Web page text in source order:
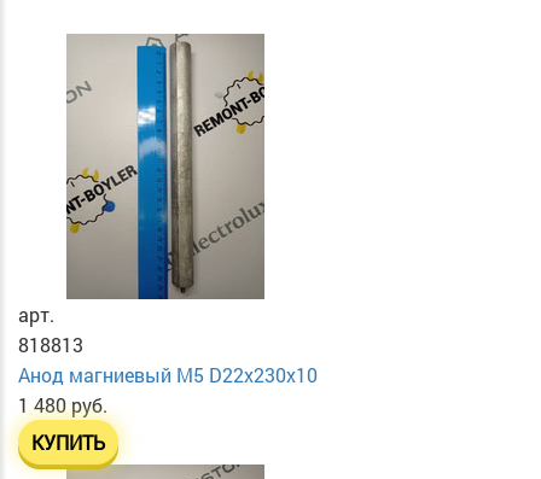
арт.
818813
Анод магниевый М5 D22х230х10
1 480 руб.
КУПИТЬ